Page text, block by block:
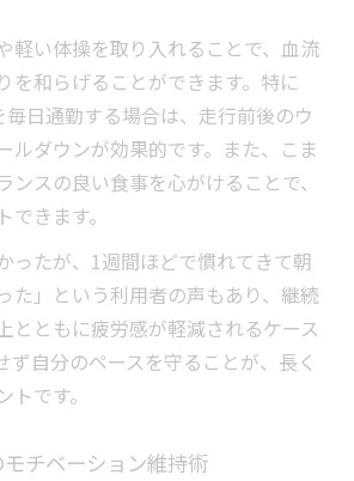
軽い体操を取り入れることで、血流
を和らげることができます。特に
日通勤する場合は、走行前後のウ
ルダウンが効果的です。また、こま
ンスの良い食事を心がけることで、
きます。
ったが、1週間ほどで慣れてきて朝
た」という利用者の声もあり、継続
とともに疲労感が軽減されるケース
ず自分のペースを守ることが、長く
です。
チベーション維持術